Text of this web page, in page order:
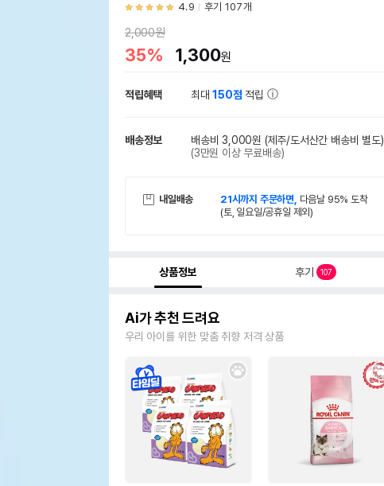
4.9 후기 107개
2,000원
35% 1,300원
적립혜택 최대150점 적립
배송정보 배송비 3,000원 (제주/도서산간 배송비 별도)
(3만원 이상 무료배송)
내일배송 21시까지 주문하면, 다음날 95% 도착
(토, 일요일/공휴일 제외)
상품정보 후기 107
Ai가 추천 드려요
우리 아이를 위한 맞춤 취향 저격 상품